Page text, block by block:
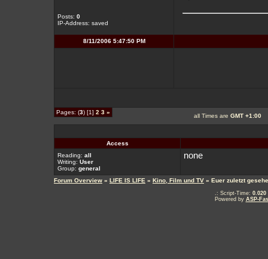
Posts: 0
IP-Address: saved
8/11/2006 5:47:50 PM
Pages: (3) [1] 2 3 »
all Times are GMT +1:00
Access
Reading: all
Writing: User
Group: general
none
Forum Overview » LIFE IS LIFE » Kino, Film und TV » Euer zuletzt
.: Script-Time: 0.020
Powered by ASP-